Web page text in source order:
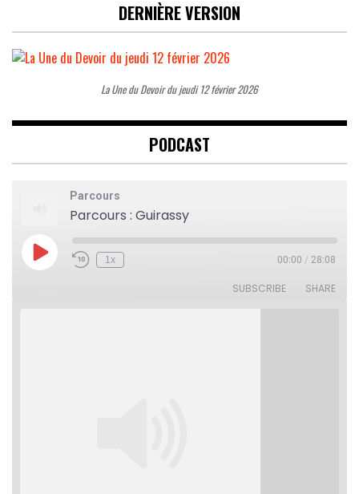
DERNIÈRE VERSION
La Une du Devoir du jeudi 12 février 2026
PODCAST
Parcours
Parcours : Guirassy
Play
Episode
Rewind
1x 00:00 / 28:08
SUBSCRIBE SHARE